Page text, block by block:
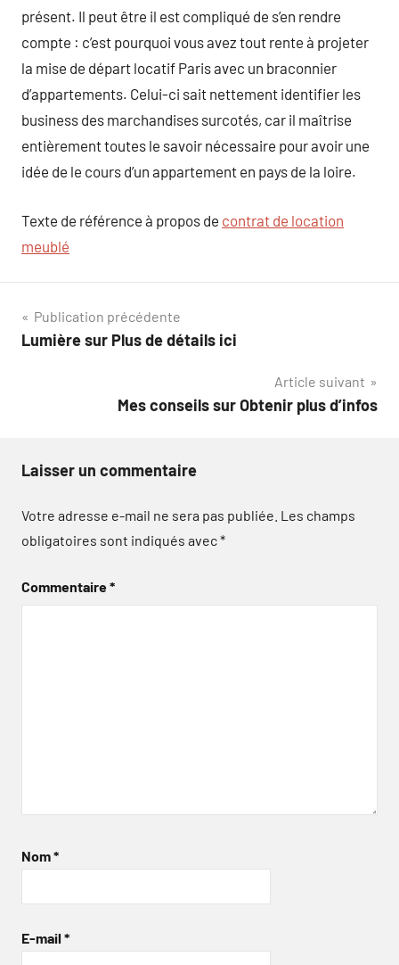
présent. Il peut être il est compliqué de s’en rendre
compte : c’est pourquoi vous avez tout rente à projeter
la mise de départ locatif Paris avec un braconnier
d’appartements. Celui-ci sait nettement identifier les
business des marchandises surcotés, car il maîtrise
entièrement toutes le savoir nécessaire pour avoir une
idée de le cours d’un appartement en pays de la loire.
Texte de référence à propos de contrat de location
meublé
Navigation
de
Publication précédente
Lumière sur Plus de détails ici
Article suivant
Mes conseils sur Obtenir plus d’infos
Laisser un commentaire
Votre adresse e-mail ne sera pas publiée. Les champs
obligatoires sont indiqués avec*
Commentaire*
Nom*
E-mail *